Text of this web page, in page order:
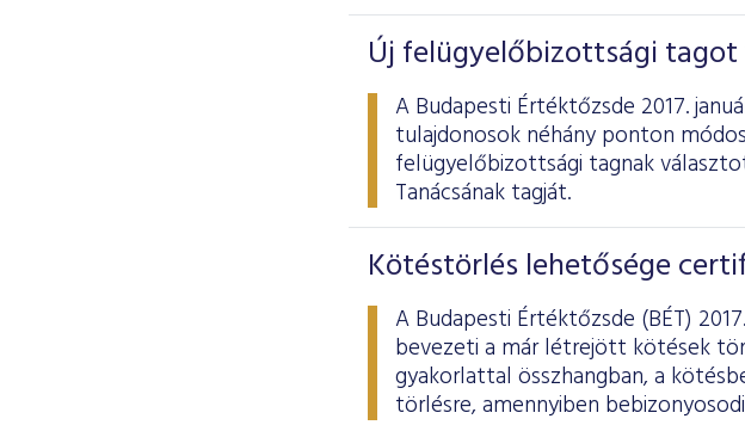
Új felügyelőbizottsági tagot
A Budapesti Értéktőzsde 2017.
tulajdonosok néhány ponton
felügyelőbizottsági tagnak
Tanácsának tagját.
Kötéstörlés lehetősége
A Budapesti Értéktőzsde (BÉT)
bevezeti a már létrejött kötések
gyakorlattal összhangban, a
törlésre, amennyiben